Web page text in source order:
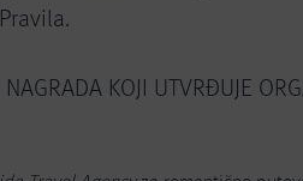
KOJI UTVRĐUJE